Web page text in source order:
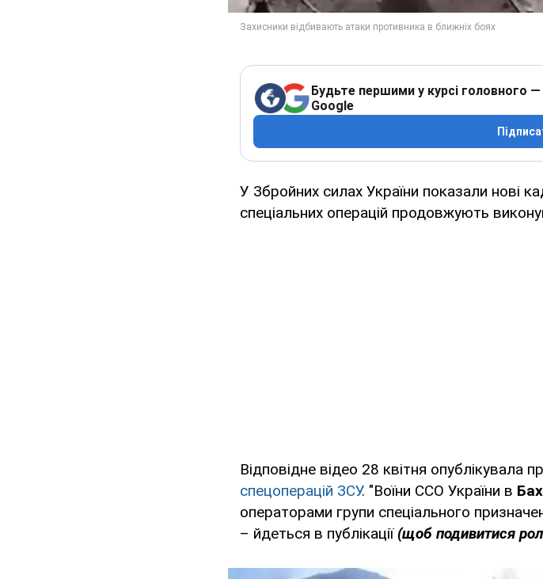
Будьте першими у курсі головного
Google
У Збройних силах України показали нові
спеціальних операцій продовжують
Відповідне відео 28 квітня опублікувала
спецоперацій ЗСУ. "Воїни ССО України в
операторами групи спеціального
– йдеться в публікації (щоб подивитися